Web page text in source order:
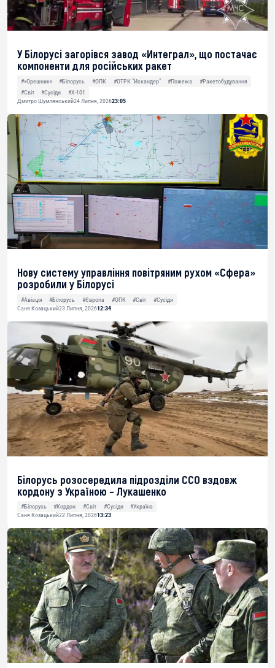
У Білорусі загорівся завод «Интеграл», що постачає
компоненти для російських ракет
#«Орешник» #Білорусь #ОПК #ОТРК "Искандер" #Пожежа
#Ракетобудування
#Світ
#Сусіди
#Х-101
Дмитро Шумлянський24 Липня, 202623:05
Нову систему управління повітряним рухом «Сфера»
розробили у Білорусі
#Авіація #Білорусь #Європа #ОПК #Світ
#Сусіди
Саня Козацький23 Липня, 202612:34
Білорусь розосередила підрозділи ССО вздовж
кордону з Україною – Лукашенко
#Білорусь #Кордон #Світ #Сусіди
#Україна
Саня Козацький22 Липня, 202613:23